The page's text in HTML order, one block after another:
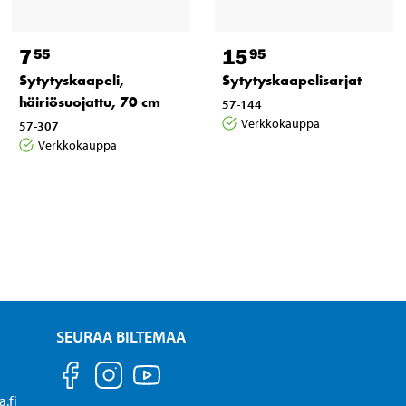
755
Sytytyskaapeli,
häiriösuojattu, 70 cm
57-307
Verkkokauppa
1595
Sytytyskaapelisarjat
57-144
Verkkokauppa
SEURAA BILTEMAA